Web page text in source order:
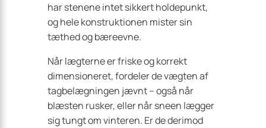
har stenene intet sikkert holdepunkt,
og hele konstruktionen mister sin
tæthed og bæreevne.
Når lægterne er friske og korrekt
dimensioneret, fordeler de vægten af
tagbelægningen jævnt – også når
blæsten rusker, eller når sneen lægger
sig tungt om vinteren. Er de derimod